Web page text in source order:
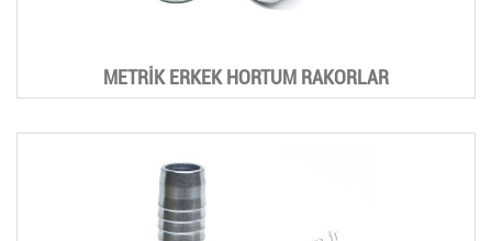
METRİK ERKEK HORTUM RAKORLAR